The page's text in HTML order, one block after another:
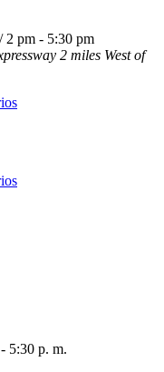
/ 2 pm - 5:30 pm
2 miles West of
5:30 p. m.